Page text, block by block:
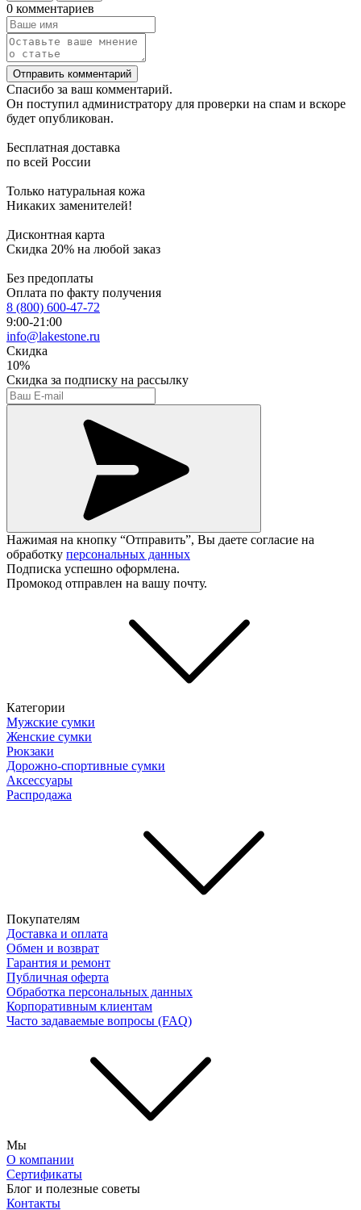
0 комментариев
Отправить комментарий
Спасибо за ваш комментарий.
Он поступил администратору для проверки на спам и вскоре
будет опубликован.
Бесплатная доставка
по всей России
Только натуральная кожа
Никаких заменителей!
Дисконтная карта
Скидка 20% на любой заказ
Без предоплаты
Оплата по факту получения
8 (800) 600-47-72
9:00-21:00
info@lakestone.ru
Скидка
10%
Скидка за подписку на рассылку
Нажимая на кнопку “Отправить”, Вы даете согласие на
обработку персональных данных
Подписка успешно оформлена.
Промокод отправлен на вашу почту.
Категории
Мужские сумки
Женские сумки
Рюкзаки
Дорожно-спортивные сумки
Аксессуары
Распродажа
Покупателям
Доставка и оплата
Обмен и возврат
Гарантия и ремонт
Публичная оферта
Обработка персональных данных
Корпоративным клиентам
Часто задаваемые вопросы (FAQ)
Мы
О компании
Сертификаты
Блог и полезные советы
Контакты